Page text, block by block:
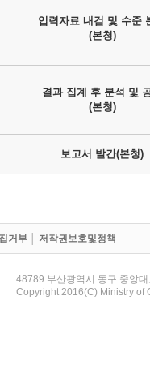
입력자료 내검 및 수준
(본청)
결과 집계 후 분석 및
(본청)
보고서 발간(본청)
거부 저작권보호및정책
48789 부산광역시 동구 중앙
Copyright 2016(C) Ministry of